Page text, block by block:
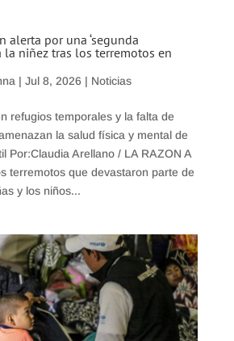
alerta por una ‘segunda
la niñez tras los terremotos en
| Jul 8, 2026 | Noticias
refugios temporales y la falta de
la salud física y mental de
Por:Claudia Arellano / LA RAZON A
terremotos que devastaron parte de
y los niños...